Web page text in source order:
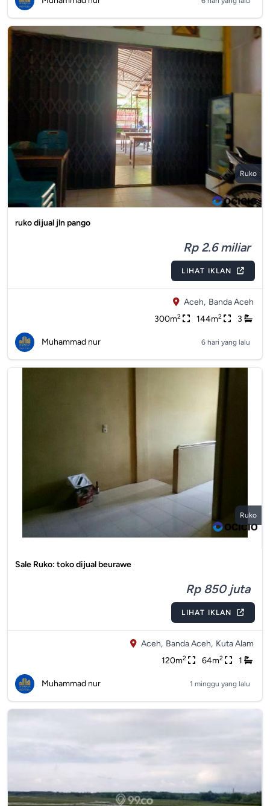
Ruko
ruko dijual jln pango
Rp 2.6 miliar
LIHAT IKLAN
Aceh, Banda Aceh
300m2 144m2 3
Muhammad nur 6 hari yang lalu
Ruko
Sale Ruko: toko dijual beurawe
Rp 850 juta
LIHAT IKLAN
Aceh, Banda Aceh, Kuta Alam
120m2 64m2 1
Muhammad nur 1 minggu yang lalu